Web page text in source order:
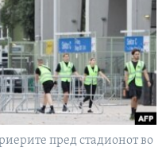
пред стадионот во